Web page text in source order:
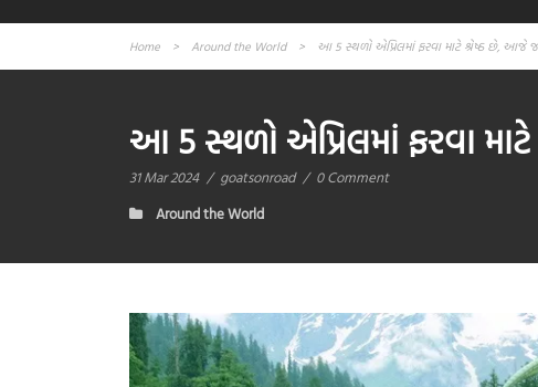
Home > Around the World > આ 5 સ્થળો એપ્રિલમાં ફરવા માટે શ્રેષ્ઠ છે, આજે જ
આ 5 સ્થળો એપ્રિલમાં ફરવા
31 Mar 2024 / goatsonroad / 0 Comment
Around the World